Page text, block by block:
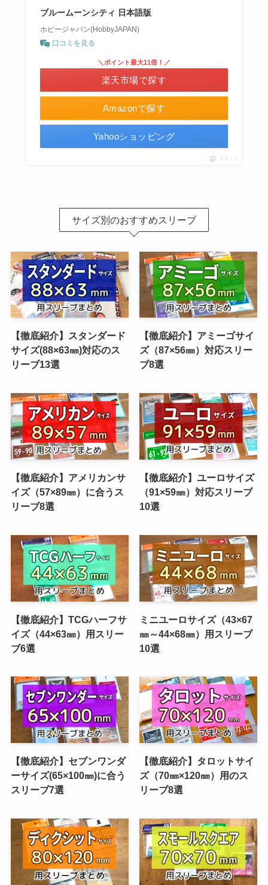
ブルームーンシティ 日本語版
ホビージャパン(HobbyJAPAN)
口コミを見る
Amazonで探す
＼ポイント最大11倍！／
楽天市場で探す
Yahooショッピング
ポチップ
サイズ別のおすすめスリーブ
【徹底紹介】スタンダード
サイズ(88×63㎜)対応のス
リーブ13選
【徹底紹介】アミーゴサイ
ズ（87×56㎜）対応スリー
ブ8選
【徹底紹介】アメリカンサ
イズ（57×89㎜）に合うス
リーブ8選
【徹底紹介】ユーロサイズ
（91×59㎜）対応スリーブ
10選
【徹底紹介】TCGハーフサ
イズ（44×63㎜）用スリー
ブ6選
ミニユーロサイズ（43×67
㎜～44×68㎜）用スリーブ
10選
【徹底紹介】セブンワンダ
ーサイズ(65×100㎜)に合う
スリーブ7選
【徹底紹介】タロットサイ
ズ（70㎜×120㎜）用のス
リーブ8選